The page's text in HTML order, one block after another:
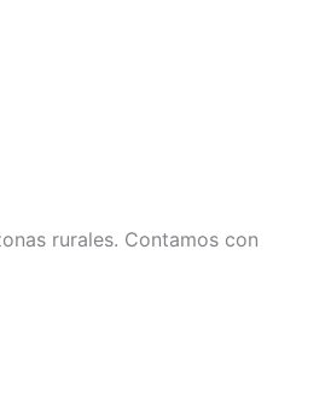
rurales. Contamos con